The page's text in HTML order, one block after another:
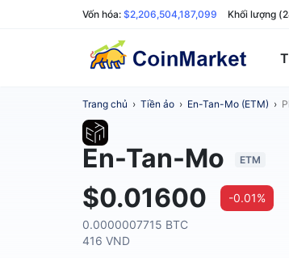
Vốn hóa: $2,206,504,187,099 Khối lượng
Trang chủ › Tiền ảo › En-Tan-Mo (ETM) ›
En-Tan-Mo ETM
$0.01600
-0.01%
0.0000007715 BTC
416 VND